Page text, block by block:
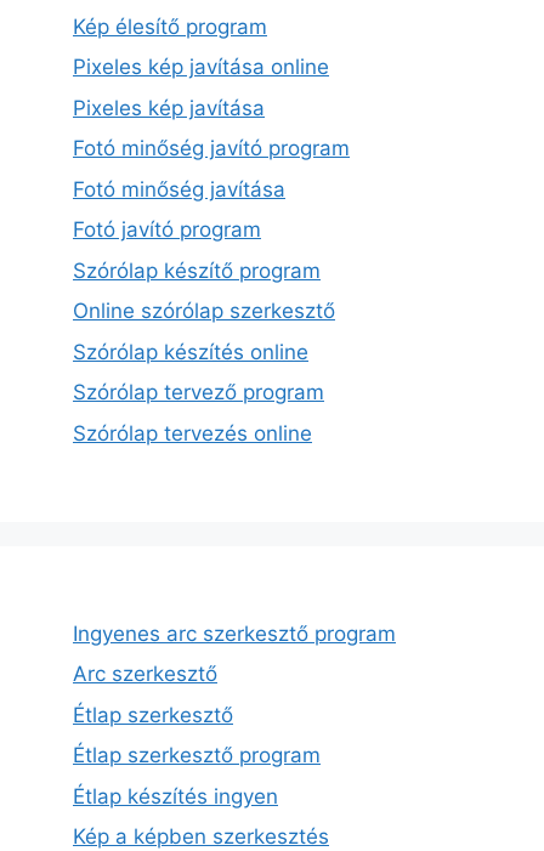
Kép élesítő program
Pixeles kép javítása online
Pixeles kép javítása
Fotó minőség javító program
Fotó minőség javítása
Fotó javító program
Szórólap készítő program
Online szórólap szerkesztő
Szórólap készítés online
Szórólap tervező program
Szórólap tervezés online
Ingyenes arc szerkesztő program
Arc szerkesztő
Étlap szerkesztő
Étlap szerkesztő program
Étlap készítés ingyen
Kép a képben szerkesztés